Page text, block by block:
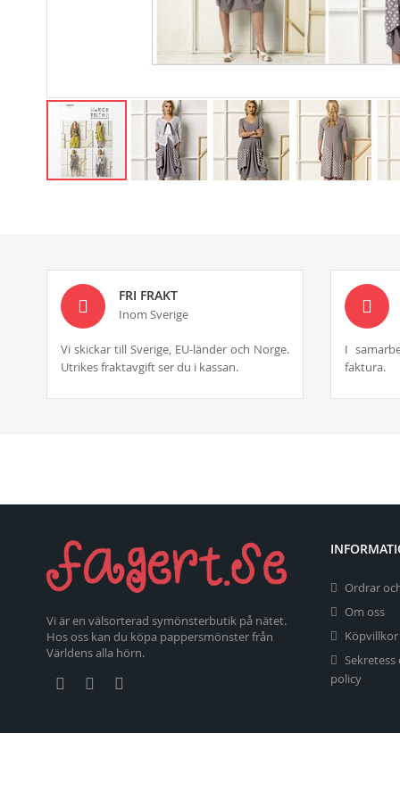
the
images
gallery
FRI FRAKT
Inom Sverige
Vi skickar till Sverige, EU-länder och Norge.
Utrikes fraktavgift ser du i kassan.
I
faktura.
Vi är en välsorterad symönsterbutik på nätet.
Hos oss kan du köpa pappersmönster från
Världens alla hörn.
Ordrar
Om oss
Köpvillkor
Sekretess
policy